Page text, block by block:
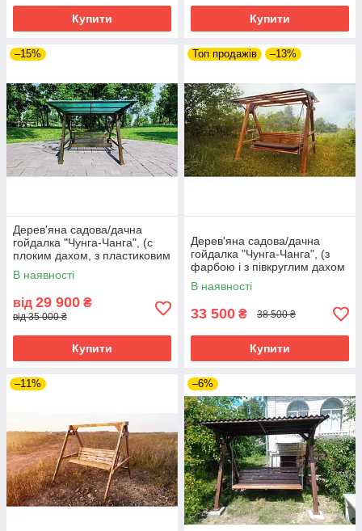
Купити Купити
–15%
Дерев'яна садова/дачна
гойдалка "Чунга-Чанга", (с
плоким дахом, з пластиковим
шифером) - колір горіх
В наявності
від 29 900 ₴
від 35 000 ₴
Купити
Топ продажів –13%
Дерев'яна садова/дачна
гойдалка "Чунга-Чанга", (з
фарбою і з півкруглим дахом
з пластмасовим шифером)
В наявності
33 500 ₴ 38 500 ₴
Купити
–11% –6%